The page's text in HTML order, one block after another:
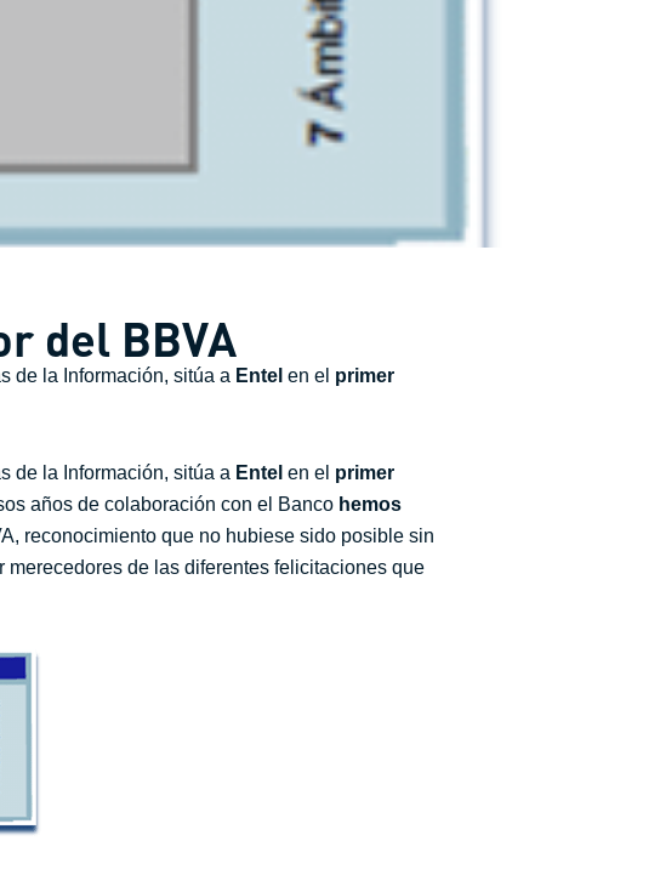
del BBVA
de la Información, sitúa a Entel en el primer
de la Información, sitúa a Entel en el primer
años de colaboración con el Banco hemos
reconocimiento que no hubiese sido posible sin
de las diferentes felicitaciones que